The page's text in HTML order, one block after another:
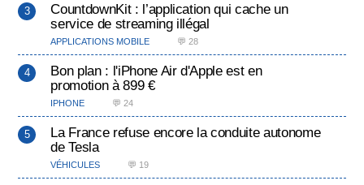
CountdownKit : l’application qui cache un
service de streaming illégal
APPLICATIONS MOBILE 💬 28
Bon plan : l'iPhone Air d'Apple est en
promotion à 899 €
IPHONE 💬 24
La France refuse encore la conduite autonome
de Tesla
VÉHICULES 💬 19